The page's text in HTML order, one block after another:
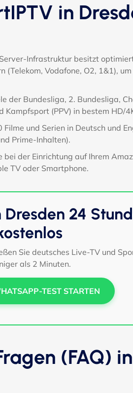
in
Infrastruktur besitzt
Vodafone, O2, 1&1),
der Bundesliga, 2. Bundesliga,
Kampfsport (PPV) in bestem HD/
Filme und Serien in Deutsch und
Prime-Inhalten).
bei der Einrichtung auf Ihrem
TV oder Smartphone.
Dresden 24
Sie deutsches Live-TV und
als 2 Minuten.
TEST STARTEN
(FAQ) in